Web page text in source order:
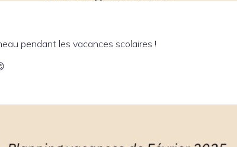
pendant les vacances scolaires !